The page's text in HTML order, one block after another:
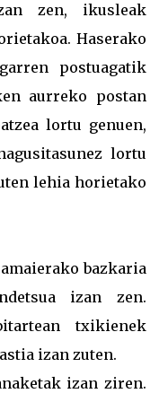
zen, ikusleak
Haserako
postuagatik
aurreko postan
lortu genuen,
lortu
lehia horietako
bazkaria
izan zen.
txikienek
izan zuten.
izan ziren.